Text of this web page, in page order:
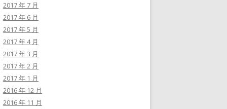
2017 年 7 月
2017 年 6 月
2017 年 5 月
2017 年 4 月
2017 年 3 月
2017 年 2 月
2017 年 1 月
2016 年 12 月
2016 年 11 月